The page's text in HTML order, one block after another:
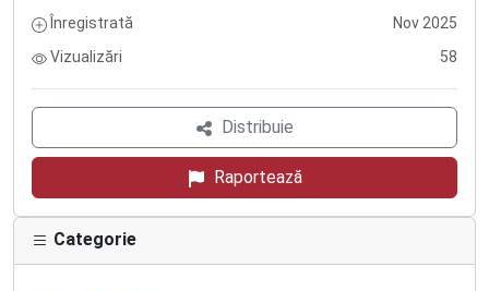
Înregistrată
Nov 2025
Vizualizări
58
Distribuie
Raportează
Categorie